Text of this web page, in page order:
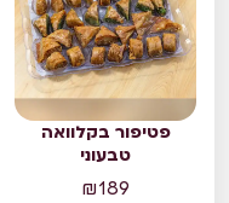
פטיפור בקלוואה
טבעוני
₪189